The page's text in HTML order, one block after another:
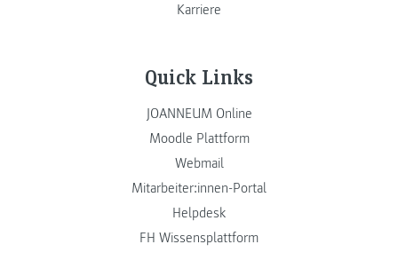
Karriere
Quick Links
JOANNEUM Online
Moodle Plattform
Webmail
Mitarbeiter:innen-Portal
Helpdesk
FH Wissensplattform